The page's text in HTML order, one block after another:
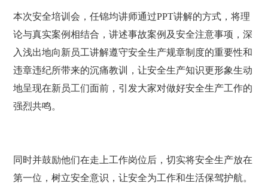
本次安全培训会，任锦均讲师通过PPT讲解的方式，将理
论与真实案例相结合，讲述事故案例及安全注意事项，深
入浅出地向新员工讲解遵守安全生产规章制度的重要性和
违章违纪所带来的沉痛教训，让安全生产知识更形象生动
地呈现在新员工们面前，引发大家对做好安全生产工作的
强烈共鸣。
同时并鼓励他们在走上工作岗位后，切实将安全生产放在
第一位，树立安全意识，让安全为工作和生活保驾护航。